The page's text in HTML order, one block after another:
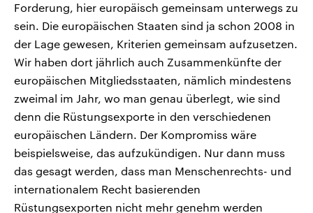
Forderung, hier europäisch gemeinsam unterwegs zu
sein. Die europäischen Staaten sind ja schon 2008 in
der Lage gewesen, Kriterien gemeinsam aufzusetzen.
Wir haben dort jährlich auch Zusammenkünfte der
europäischen Mitgliedsstaaten, nämlich mindestens
zweimal im Jahr, wo man genau überlegt, wie sind
denn die Rüstungsexporte in den verschiedenen
europäischen Ländern. Der Kompromiss wäre
beispielsweise, das aufzukündigen. Nur dann muss
das gesagt werden, dass man Menschenrechts- und
internationalem Recht basierenden
Rüstungsexporten nicht mehr genehm werden